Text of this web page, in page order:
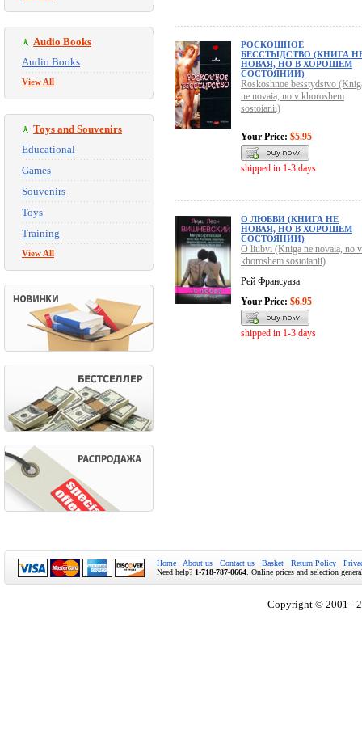
Audio Books
Audio Books
View All
Toys and Souvenirs
Educational
Games
Souvenirs
Toys
Training
View All
РОСКОШНОЕ
БЕССТЫДСТВО (КНИГА
НОВАЯ, НО В ХОРОШЕМ
СОСТОЯНИИ)
Roskoshnoe besstydstvo
ne novaia, no v khoroshem
sostoianii)
Your Price: $5.95
shipped in 1-3 days
О ЛЮБВИ (КНИГА НЕ
НОВАЯ, НО В ХОРОШЕМ
СОСТОЯНИИ)
O liubvi (Kniga ne novaia, no v
khoroshem sostoianii)
Рей Франсуаза
Your Price: $6.95
shipped in 1-3 days
Home About us Contact us Basket Return Policy
Need help? 1-718-787-0664 . Online prices and selection
Copyright © 2001 -